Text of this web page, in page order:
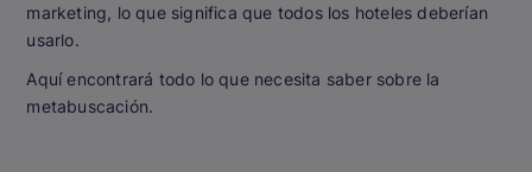
marketing, lo que significa que todos los hoteles deberían
usarlo.
Aquí encontrará todo lo que necesita saber sobre la
metabuscación.